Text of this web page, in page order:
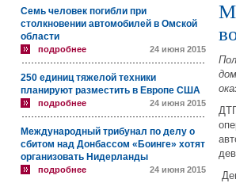
Семь человек погибли при
столкновении автомобилей в Омской
области
подробнее 24 июня 2015
250 единиц тяжелой техники
планируют разместить в Европе США
подробнее 24 июня 2015
Международный трибунал по делу о
сбитом над Донбассом «Боинге» хотят
организовать Нидерланды
подробнее 24 июня 2015